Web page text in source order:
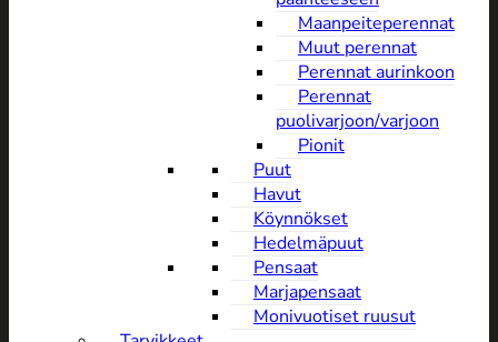
Maanpeiteperennat
Muut perennat
Perennat aurinkoon
Perennat
puolivarjoon/varjoon
Pionit
Puut
Havut
Köynnökset
Hedelmäpuut
Pensaat
Marjapensaat
Monivuotiset ruusut